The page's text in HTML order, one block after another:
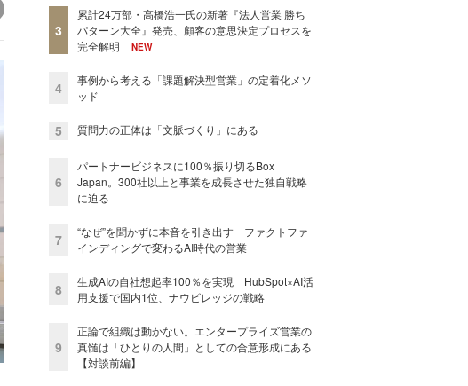
3
累計24万部・高橋浩一氏の新著『法人営業 勝ち
パターン大全』発売、顧客の意思決定プロセスを
完全解明
NEW
4
事例から考える「課題解決型営業」の定着化メソ
ッド
5 質問力の正体は「文脈づくり」にある
6
パートナービジネスに100％振り切るBox
Japan。300社以上と事業を成長させた独自戦略
に迫る
7
“なぜ”を聞かずに本音を引き出す ファクトファ
インディングで変わるAI時代の営業
8
生成AIの自社想起率100％を実現 HubSpot×AI活
用支援で国内1位、ナウビレッジの戦略
9
正論で組織は動かない。エンタープライズ営業の
真髄は「ひとりの人間」としての合意形成にある
【対談前編】